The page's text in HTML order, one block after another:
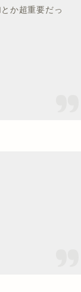
か超重要だっ